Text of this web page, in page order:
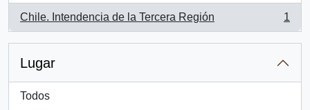
Chile. Intendencia de la Tercera Región
, 1 resultados
1
Lugar
Todos